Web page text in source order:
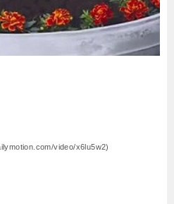
video/x6lu5w2)